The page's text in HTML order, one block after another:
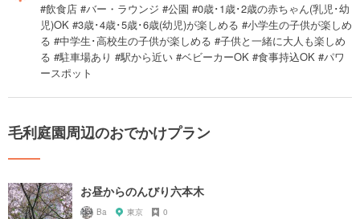
#飲食店 #バー・ラウンジ #公園 #0歳･1歳･2歳の赤ちゃん(乳児･幼
児)OK #3歳･4歳･5歳･6歳(幼児)が楽しめる #小学生の子供が楽しめ
る #中学生･高校生の子供が楽しめる #子供と一緒に大人も楽しめ
る #駐車場あり #駅から近い #ベビーカーOK #食事持込OK #パワ
ースポット
毛利庭園周辺のおでかけプラン
お昼からのんびり六本木
Ba 東京 0